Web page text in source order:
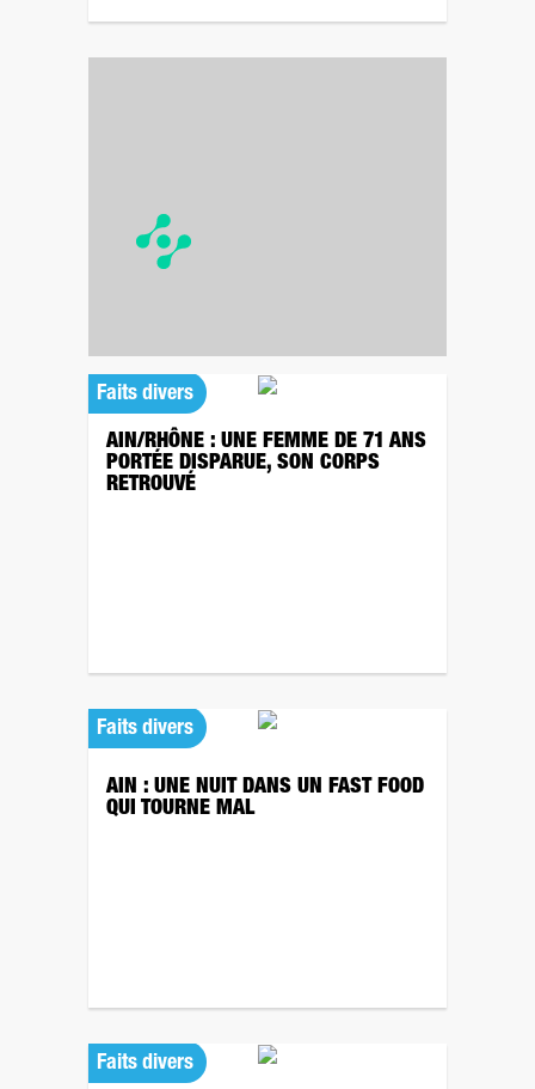
Faits divers
AIN/RHÔNE : UNE FEMME DE 71 ANS
PORTÉE DISPARUE, SON CORPS
RETROUVÉ
Faits divers
AIN : UNE NUIT DANS UN FAST FOOD
QUI TOURNE MAL
Faits divers